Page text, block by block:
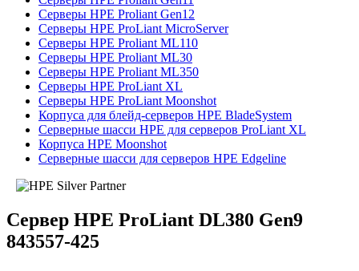
Серверы HPE Proliant Gen12
Серверы HPE ProLiant MicroServer
Серверы HPE Proliant ML110
Серверы HPE Proliant ML30
Серверы HPE Proliant ML350
Серверы HPE ProLiant XL
Серверы HPE ProLiant Moonshot
Корпуса для блейд-серверов HPE BladeSystem
Серверные шасси HPE для серверов ProLiant XL
Корпуса HPE Moonshot
Серверные шасси для серверов HPE Edgeline
Сервер HPE ProLiant DL380 Gen9
843557-425